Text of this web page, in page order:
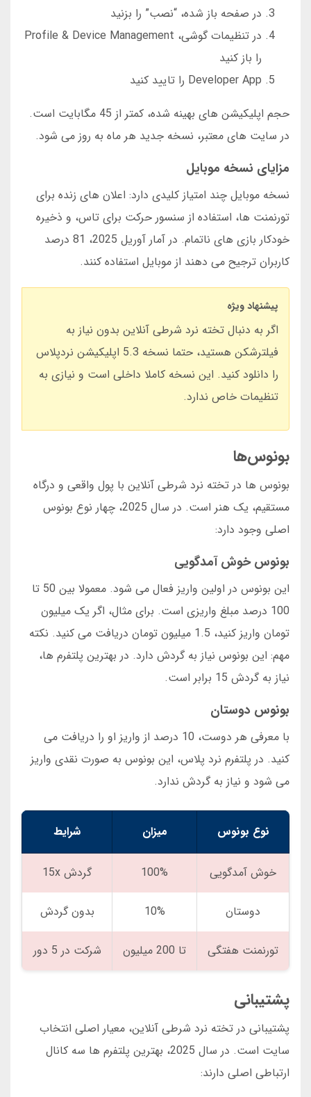
در صفحه باز شده، “نصب” را بزنید
در تنظیمات گوشی، Profile & Device Management
را باز کنید
Developer App را تایید کنید
حجم اپلیکیشن های بهینه شده، کمتر از 45 مگابایت است.
در سایت های معتبر، نسخه جدید هر ماه به روز می شود.
مزایای نسخه موبایل
نسخه موبایل چند امتیاز کلیدی دارد: اعلان های زنده برای
تورنمنت ها، استفاده از سنسور حرکت برای تاس، و ذخیره
خودکار بازی های ناتمام. در آمار آوریل 2025، 81 درصد
کاربران ترجیح می دهند از موبایل استفاده کنند.
پیشنهاد ویژه
اگر به دنبال تخته نرد شرطی آنلاین بدون نیاز به
فیلترشکن هستید، حتما نسخه 5.3 اپلیکیشن نردپلاس
را دانلود کنید. این نسخه کاملا داخلی است و نیازی به
تنظیمات خاص ندارد.
بونوس‌ها
بونوس ها در تخته نرد شرطی آنلاین با پول واقعی و درگاه
مستقیم، یک هنر است. در سال 2025، چهار نوع بونوس
اصلی وجود دارد:
بونوس خوش آمدگویی
این بونوس در اولین واریز فعال می شود. معمولا بین 50 تا
100 درصد مبلغ واریزی است. برای مثال، اگر یک میلیون
تومان واریز کنید، 1.5 میلیون تومان دریافت می کنید. نکته
مهم: این بونوس نیاز به گردش دارد. در بهترین پلتفرم ها،
نیاز به گردش 15 برابر است.
بونوس دوستان
با معرفی هر دوست، 10 درصد از واریز او را دریافت می
کنید. در پلتفرم نرد پلاس، این بونوس به صورت نقدی واریز
می شود و نیاز به گردش ندارد.
نوع بونوس میزان شرایط
خوش آمدگویی 100% گردش 15x
دوستان 10% بدون گردش
تورنمنت هفتگی تا 200 میلیون شرکت در 5 دور
پشتیبانی
پشتیبانی در تخته نرد شرطی آنلاین، معیار اصلی انتخاب
سایت است. در سال 2025، بهترین پلتفرم ها سه کانال
ارتباطی اصلی دارند: